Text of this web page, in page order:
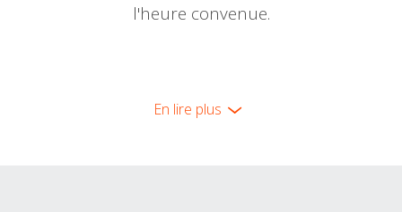
l'heure convenue.
En lire plus